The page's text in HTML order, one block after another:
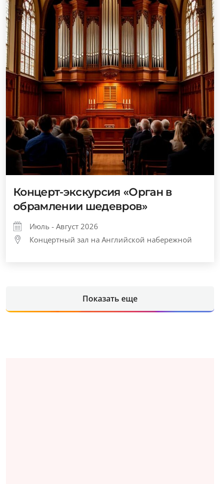
Концерт-экскурсия «Орган в
обрамлении шедевров»
Июль - Август 2026
Концертный зал на Английской набережной
Показать еще